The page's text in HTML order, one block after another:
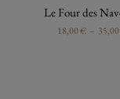
Le Four des
18,00€ –